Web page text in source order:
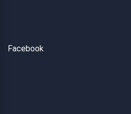
Facebook